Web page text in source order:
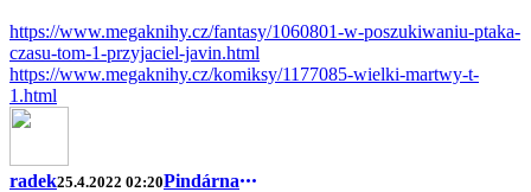
https://www.megaknihy.cz/fantasy/1060801-w-poszukiwaniu-ptaka-
czasu-tom-1-przyjaciel-javin.html
https://www.megaknihy.cz/komiksy/1177085-wielki-martwy-t-
1.html
radek25.4.2022 02:20Pindárna